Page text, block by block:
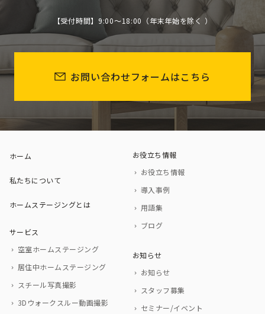
【受付時間】9:00～18:00（年末年始を除く ）
お問い合わせフォームはこちら
ホーム
私たちについて
ホームステージングとは
サービス
空室ホームステージング
居住中ホームステージング
スチール写真撮影
3Dウォークスルー動画撮影
お役立ち情報
お役立ち情報
導入事例
用語集
ブログ
お知らせ
お知らせ
スタッフ募集
セミナー/イベント